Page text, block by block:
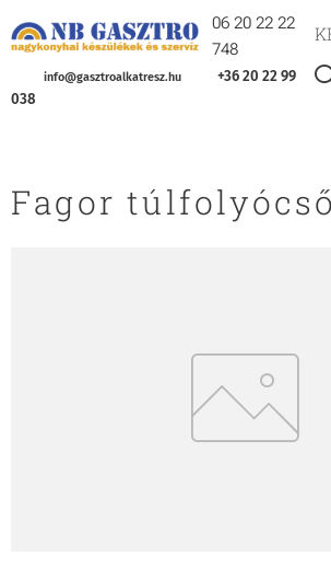
06 20 22 22
748
info@gasztroalkatresz.hu
+36 20 22 99
038
Fagor túlfolyócső